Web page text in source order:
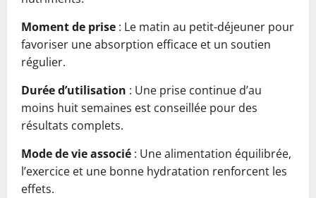
Moment de prise : Le matin au petit-déjeuner pour
favoriser une absorption efficace et un soutien
régulier.
Durée d’utilisation : Une prise continue d’au
moins huit semaines est conseillée pour des
résultats complets.
Mode de vie associé : Une alimentation équilibrée,
l’exercice et une bonne hydratation renforcent les
effets.